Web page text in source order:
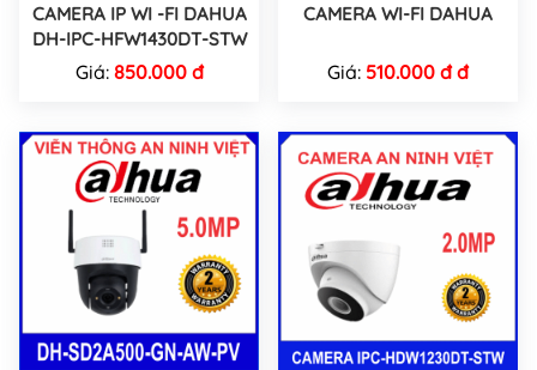
CAMERA IP WI -FI DAHUA
DH-IPC-HFW1430DT-STW
Giá: 850.000 đ
CAMERA WI-FI DAHUA
Giá: 510.000 đ đ